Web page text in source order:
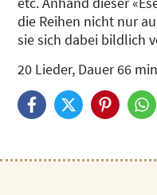
die Reihen nicht nur
sie sich dabei bildlich
20 Lieder, Dauer 66 min